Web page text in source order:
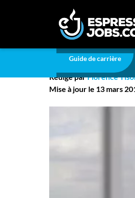
Créez un compte
Emplois
Recherchez un emploi
Ma boîte à outils
Guide de carrière
Carrière 1 candidat
1 candidat
Rédigé parFlorence
Mise à jour le 13 mars